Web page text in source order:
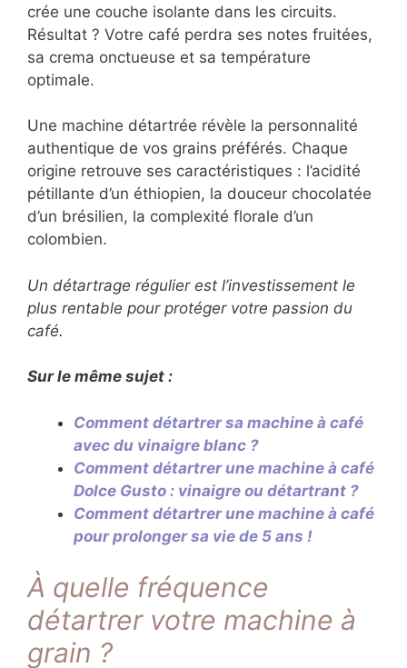
crée une couche isolante dans les circuits.
Résultat ? Votre café perdra ses notes fruitées,
sa crema onctueuse et sa température
optimale.
Une machine détartrée révèle la personnalité
authentique de vos grains préférés. Chaque
origine retrouve ses caractéristiques : l’acidité
pétillante d’un éthiopien, la douceur chocolatée
d’un brésilien, la complexité florale d’un
colombien.
Un détartrage régulier est l’investissement le
plus rentable pour protéger votre passion du
café.
Sur le même sujet :
Comment détartrer sa machine à café
avec du vinaigre blanc ?
Comment détartrer une machine à café
Dolce Gusto : vinaigre ou détartrant ?
Comment détartrer une machine à café
pour prolonger sa vie de 5 ans !
À quelle fréquence
détartrer votre machine à
grain ?